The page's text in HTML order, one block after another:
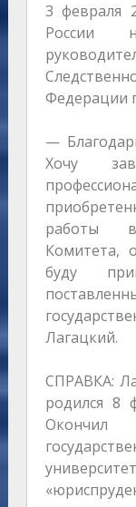
3 февраля
России
Федерации
—
Хочу
работы в
Комитета,
буду
Лагацкий.
СПРАВКА:
родился 8